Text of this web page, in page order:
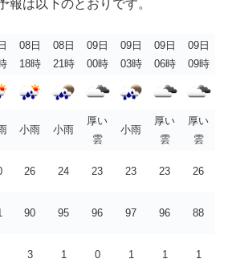
報は以下のとおりです。
08日
18時
08日
21時
09日
00時
09日
03時
09日
06時
09日
09時
小雨 小雨
厚い
雲
小雨
厚い
雲
厚い
雲
26 24 23 23 23 26
90 95 96 97 96 88
3 1 0 1 1 1